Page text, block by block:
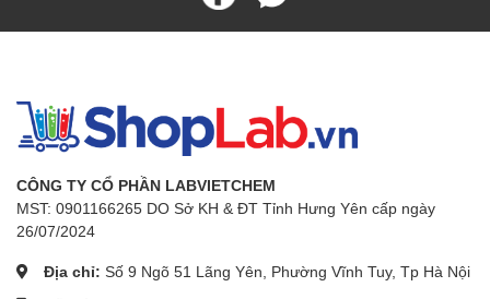
CÔNG TY CỔ PHẦN LABVIETCHEM
MST: 0901166265 DO Sở KH & ĐT Tỉnh Hưng Yên cấp ngày
26/07/2024
Địa chỉ: Số 9 Ngõ 51 Lãng Yên, Phường Vĩnh Tuy, Tp Hà Nội